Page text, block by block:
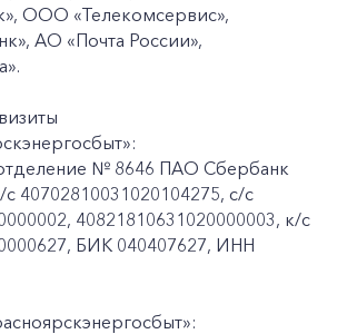
ООО «Телекомсервис»,
АО «Почта России»,
№ 8646 ПАО Сбербанк
40702810031020104275, с/с
40821810631020000003, к/c
БИК 040407627, ИНН